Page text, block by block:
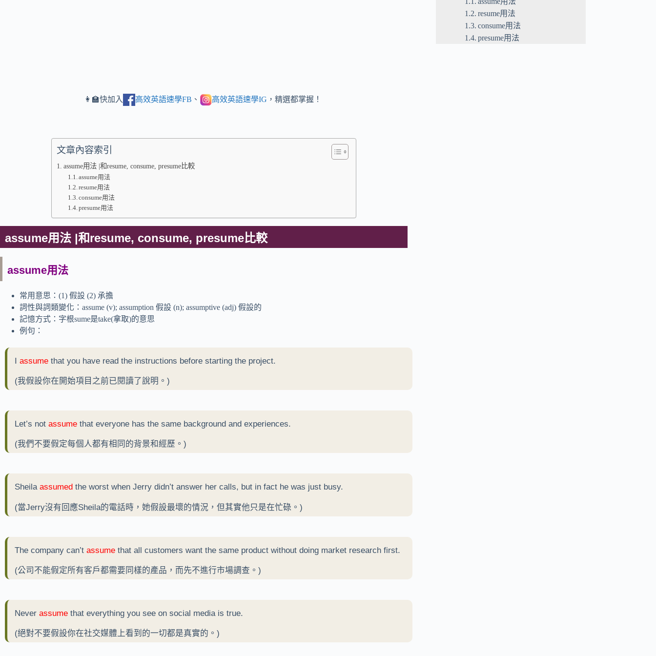
👩‍🏫快加入 高效英語速學FB 、 高效英語速學IG ，精選都掌握！
文章內容索引
assume用法 |和resume, consume, presume比較
assume用法
resume用法
consume用法
presume用法
assume用法 |和resume, consume, presume比較
assume用法
常用意思：(1) 假設 (2) 承擔
詞性與詞類變化：assume (v); assumption 假設 (n); assumptive (adj) 假設的
記憶方式：字根sume是take(拿取)的意思
例句：
I assume that you have read the instructions before starting the project.
(我假設你在開始項目之前已閱讀了說明。)
Let’s not assume that everyone has the same background and experiences.
(我們不要假定每個人都有相同的背景和經歷。)
Sheila assumed the worst when Jerry didn’t answer her calls, but in fact he was just busy.
(當Jerry沒有回應Sheila的電話時，她假設最壞的情況，但其實他只是在忙碌。)
The company can’t assume that all customers want the same product without doing market research first.
(公司不能假定所有客戶都需要同樣的產品，而先不進行市場調查。)
Never assume that everything you see on social media is true.
(絕對不要假設你在社交媒體上看到的一切都是真實的。)
resume用法
consume用法
presume用法